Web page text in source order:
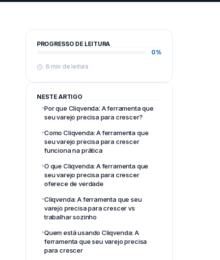
PROGRESSO DE LEITURA
0%
6 min de leitura
NESTE ARTIGO
Por que Cliqvenda: A ferramenta que
seu varejo precisa para crescer?
Como Cliqvenda: A ferramenta que
seu varejo precisa para crescer
funciona na prática
O que Cliqvenda: A ferramenta que
seu varejo precisa para crescer
oferece de verdade
Cliqvenda: A ferramenta que seu
varejo precisa para crescer vs
trabalhar sozinho
Quem está usando Cliqvenda: A
ferramenta que seu varejo precisa
para crescer